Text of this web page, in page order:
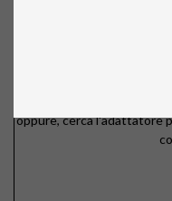
oppure, cerca l'adattatore